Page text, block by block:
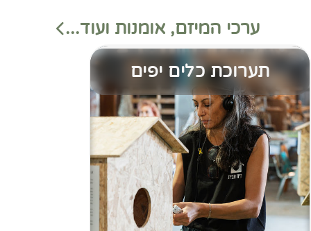
ערכי המיזם, אומנות ועוד...
תערוכת כלים יפים